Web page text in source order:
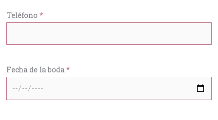
Teléfono *
Fecha de la boda*